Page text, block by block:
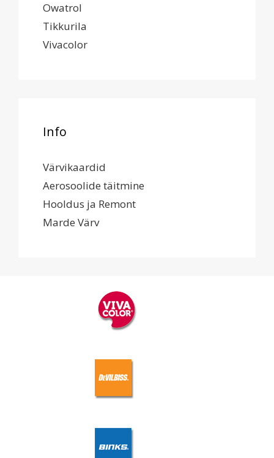
Owatrol
Tikkurila
Vivacolor
Info
Värvikaardid
Aerosoolide täitmine
Hooldus ja Remont
Marde Värv